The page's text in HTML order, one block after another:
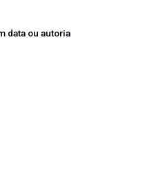
data ou autoria